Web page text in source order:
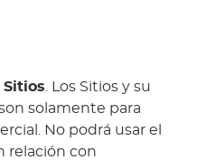
Sitios . Los Sitios y su
solamente para
No podrá usar el
relación con